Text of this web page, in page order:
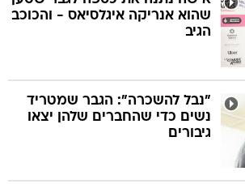
שהוא אנריקה איגלסיאס - והכוכב
הגיב
"נבל להשכרה": הגבר שמטריד
נשים כדי שהחברים שלהן יצאו
גיבורים